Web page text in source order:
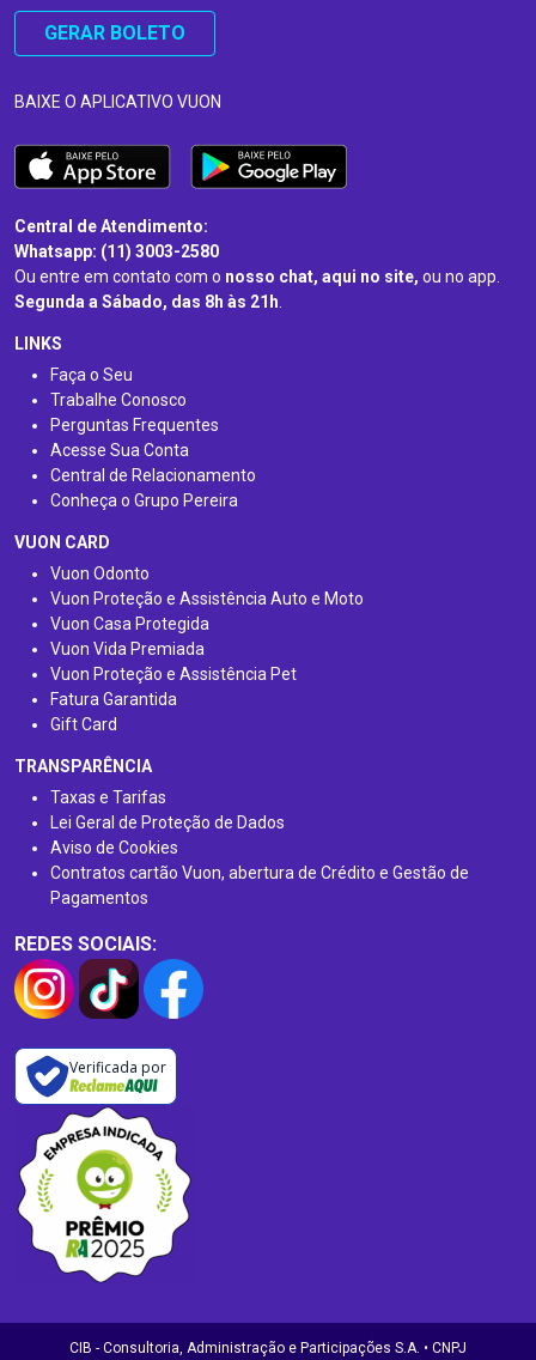
GERAR BOLETO
BAIXE O APLICATIVO VUON
Central de Atendimento:
Whatsapp: (11) 3003-2580
Ou entre em contato com o nosso chat, aqui no site, ou no app.
Segunda a Sábado, das 8h às 21h.
LINKS
Faça o Seu
Trabalhe Conosco
Perguntas Frequentes
Acesse Sua Conta
Central de Relacionamento
Conheça o Grupo Pereira
VUON CARD
Vuon Odonto
Vuon Proteção e Assistência Auto e Moto
Vuon Casa Protegida
Vuon Vida Premiada
Vuon Proteção e Assistência Pet
Fatura Garantida
Gift Card
TRANSPARÊNCIA
Taxas e Tarifas
Lei Geral de Proteção de Dados
Aviso de Cookies
Contratos cartão Vuon, abertura de Crédito e Gestão de
Pagamentos
REDES SOCIAIS:
Verificada por
CIB - Consultoria, Administração e Participações S.A. • CNPJ